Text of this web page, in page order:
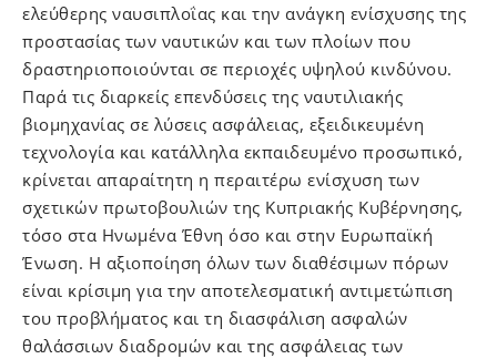
ελεύθερης ναυσιπλοΐας και την ανάγκη ενίσχυσης της
προστασίας των ναυτικών και των πλοίων που
δραστηριοποιούνται σε περιοχές υψηλού κινδύνου.
Παρά τις διαρκείς επενδύσεις της ναυτιλιακής
βιομηχανίας σε λύσεις ασφάλειας, εξειδικευμένη
τεχνολογία και κατάλληλα εκπαιδευμένο προσωπικό,
κρίνεται απαραίτητη η περαιτέρω ενίσχυση των
σχετικών πρωτοβουλιών της Κυπριακής Κυβέρνησης,
τόσο στα Ηνωμένα Έθνη όσο και στην Ευρωπαϊκή
Ένωση. Η αξιοποίηση όλων των διαθέσιμων πόρων
είναι κρίσιμη για την αποτελεσματική αντιμετώπιση
του προβλήματος και τη διασφάλιση ασφαλών
θαλάσσιων διαδρομών και της ασφάλειας των